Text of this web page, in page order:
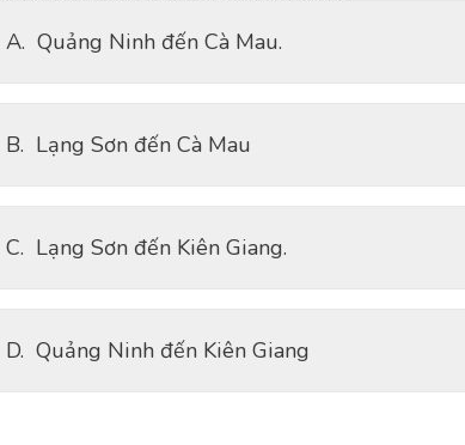
A. Quảng Ninh đến Cà Mau.
B. Lạng Sơn đến Cà Mau
C. Lạng Sơn đến Kiên Giang.
D. Quảng Ninh đến Kiên Giang